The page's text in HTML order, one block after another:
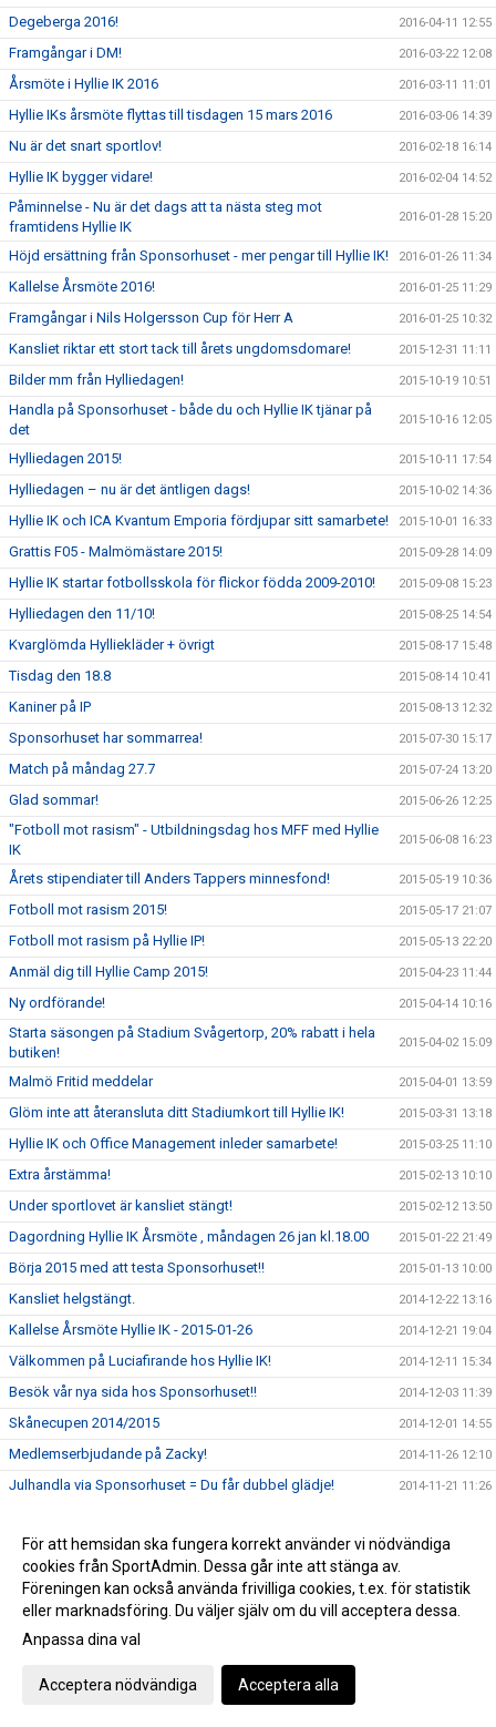
Degeberga 2016! 2016-04-11 12:55
Framgångar i DM! 2016-03-22 12:08
Årsmöte i Hyllie IK 2016 2016-03-11 11:01
Hyllie IKs årsmöte flyttas till tisdagen 15 mars 2016 2016-03-06 14:39
Nu är det snart sportlov! 2016-02-18 16:14
Hyllie IK bygger vidare! 2016-02-04 14:52
Påminnelse - Nu är det dags att ta nästa steg mot
framtidens Hyllie IK
2016-01-28 15:20
Höjd ersättning från Sponsorhuset - mer pengar till Hyllie IK! 2016-01-26 11:34
Kallelse Årsmöte 2016! 2016-01-25 11:29
Framgångar i Nils Holgersson Cup för Herr A 2016-01-25 10:32
Kansliet riktar ett stort tack till årets ungdomsdomare! 2015-12-31 11:11
Bilder mm från Hylliedagen! 2015-10-19 10:51
Handla på Sponsorhuset - både du och Hyllie IK tjänar på
det
2015-10-16 12:05
Hylliedagen 2015! 2015-10-11 17:54
Hylliedagen – nu är det äntligen dags! 2015-10-02 14:36
Hyllie IK och ICA Kvantum Emporia fördjupar sitt samarbete! 2015-10-01 16:33
Grattis F05 - Malmömästare 2015! 2015-09-28 14:09
Hyllie IK startar fotbollsskola för flickor födda 2009-2010! 2015-09-08 15:23
Hylliedagen den 11/10! 2015-08-25 14:54
Kvarglömda Hylliekläder + övrigt 2015-08-17 15:48
Tisdag den 18.8 2015-08-14 10:41
Kaniner på IP 2015-08-13 12:32
Sponsorhuset har sommarrea! 2015-07-30 15:17
Match på måndag 27.7 2015-07-24 13:20
Glad sommar! 2015-06-26 12:25
"Fotboll mot rasism" - Utbildningsdag hos MFF med Hyllie
IK
2015-06-08 16:23
Årets stipendiater till Anders Tappers minnesfond! 2015-05-19 10:36
Fotboll mot rasism 2015! 2015-05-17 21:07
Fotboll mot rasism på Hyllie IP! 2015-05-13 22:20
Anmäl dig till Hyllie Camp 2015! 2015-04-23 11:44
Ny ordförande! 2015-04-14 10:16
Starta säsongen på Stadium Svågertorp, 20% rabatt i hela
butiken!
2015-04-02 15:09
Malmö Fritid meddelar 2015-04-01 13:59
Glöm inte att återansluta ditt Stadiumkort till Hyllie IK! 2015-03-31 13:18
Hyllie IK och Office Management inleder samarbete! 2015-03-25 11:10
Extra årstämma! 2015-02-13 10:10
Under sportlovet är kansliet stängt! 2015-02-12 13:50
Dagordning Hyllie IK Årsmöte , måndagen 26 jan kl.18.00 2015-01-22 21:49
Börja 2015 med att testa Sponsorhuset!! 2015-01-13 10:00
Kansliet helgstängt. 2014-12-22 13:16
Kallelse Årsmöte Hyllie IK - 2015-01-26 2014-12-21 19:04
Välkommen på Luciafirande hos Hyllie IK! 2014-12-11 15:34
Besök vår nya sida hos Sponsorhuset!! 2014-12-03 11:39
Skånecupen 2014/2015 2014-12-01 14:55
Medlemserbjudande på Zacky! 2014-11-26 12:10
Julhandla via Sponsorhuset = Du får dubbel glädje! 2014-11-21 11:26
Fira far på söndag = Du stödjer Hyllie IK 2014-11-06 11:39
Ledarstaben för Hyllies damer är klar! 2014-11-04 10:40
Höstlov! 2014-10-28 16:54
Vinstbiljetter MFF-BP ikväll (10/15 st)
Följ vårt U19-lag i kvalet till SvFF U19-serie!
För att hemsidan ska fungera korrekt använder vi nödvändiga
cookies från SportAdmin. Dessa går inte att stänga av.
Föreningen kan också använda frivilliga cookies, t.ex. för statistik
eller marknadsföring. Du väljer själv om du vill acceptera dessa.
Anpassa dina val
Acceptera nödvändiga Acceptera alla